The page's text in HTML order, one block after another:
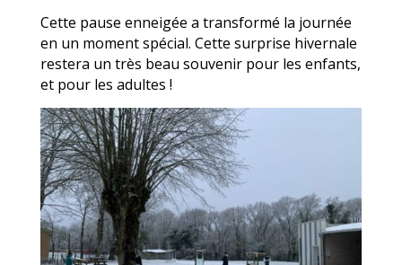
Cette pause enneigée a transformé la journée
en un moment spécial. Cette surprise hivernale
restera un très beau souvenir pour les enfants,
et pour les adultes !